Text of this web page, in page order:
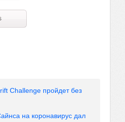
Challenge пройдет без
на коронавирус дал